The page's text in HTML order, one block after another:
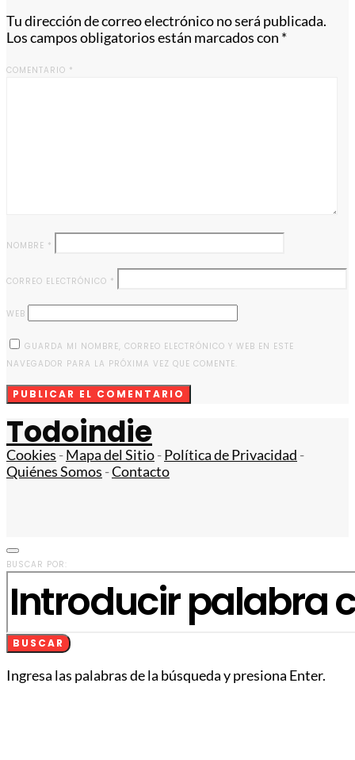
Tu dirección de correo electrónico no será publicada.
Los campos obligatorios están marcados con *
COMENTARIO *
NOMBRE *
CORREO ELECTRÓNICO *
WEB
GUARDA MI NOMBRE, CORREO ELECTRÓNICO Y WEB EN ESTE
NAVEGADOR PARA LA PRÓXIMA VEZ QUE COMENTE.
Todoindie
Cookies -Mapa del Sitio-Política de Privacidad -
Quiénes Somos -Contacto
BUSCAR POR:
BUSCAR
Ingresa las palabras de la búsqueda y presiona Enter.